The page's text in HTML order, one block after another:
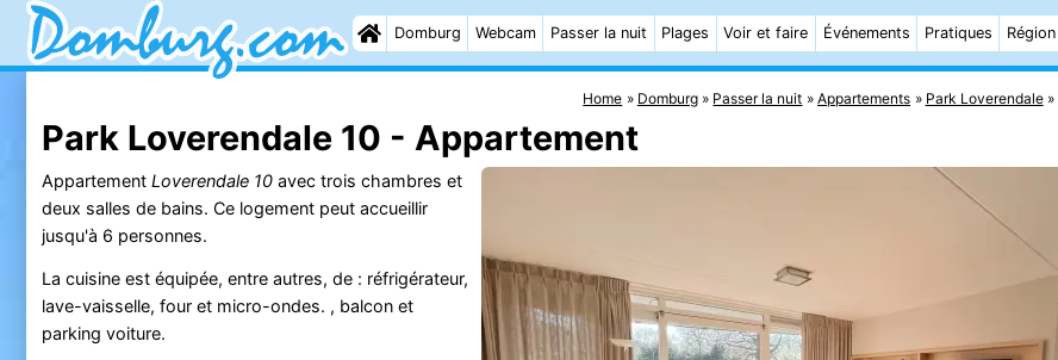
Domburg Webcam Passer la nuit Plages Voir et faire Événements Pratiques Région
Home Domburg Passer la nuit Appartements Park Loverendale
Park Loverendale 10 - Appartement
Appartement Loverendale 10avec trois chambres et
deux salles de bains. Ce logement peut accueillir
jusqu'à 6 personnes.
La cuisine est équipée, entre autres, de : réfrigérateur,
lave-vaisselle, four et micro-ondes. , balcon et
parking voiture.